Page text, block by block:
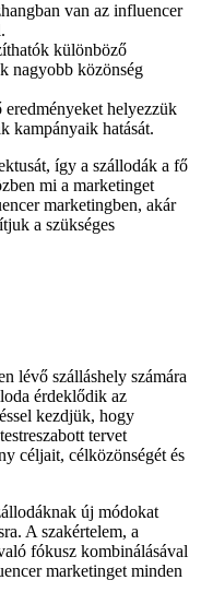
van az influencer
különböző
nagyobb közönség
eredményeket helyezzük
kampányaik hatását.
így a szállodák a fő
mi a marketinget
marketingben, akár
a szükséges
lévő szálláshely számára
érdeklődik az
kezdjük, hogy
tervet
céljait, célközönségét és
új módokat
A szakértelem, a
fókusz kombinálásával
marketinget minden